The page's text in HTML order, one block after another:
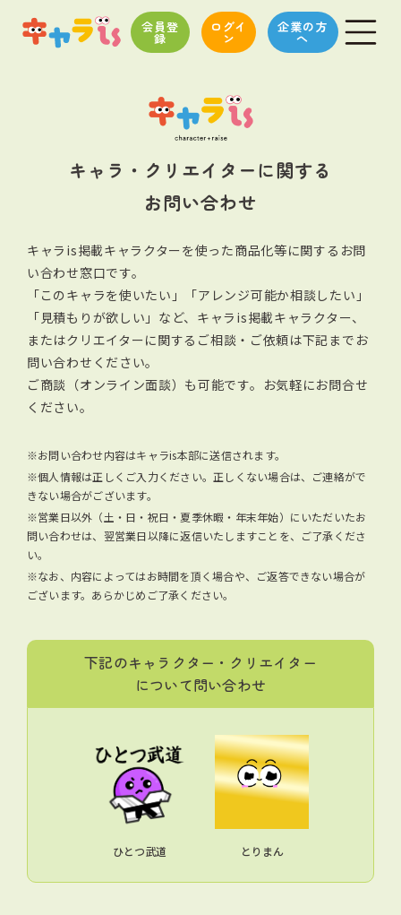
会員登
録
ログイ
ン
企業の方
へ
キャラ・クリエイターに関する
お問い合わせ
キャラis掲載キャラクターを使った商品化等に関するお問
い合わせ窓口です。
「このキャラを使いたい」「アレンジ可能か相談したい」
「見積もりが欲しい」など、キャラis掲載キャラクター、
またはクリエイターに関する ご相談・ご依頼は下記までお
問い合わせください。
ご商談（オンライン面談）も可能です。お気軽にお問合せ
ください。
※お問い合わせ内容はキャラis本部に送信されます。
※個人情報は正しくご入力ください。正しくない場合は、ご連絡がで
きない場合がございます。
※営業日以外（土・日・祝日・夏季休暇・年末年始）にいただいたお
問い合わせは、翌営業日以降に返信いたしますことを、ご了承くださ
い。
※なお、内容によってはお時間を頂く場合や、ご返答できない場合が
ございます。あらかじめご了承ください。
下記のキャラクター・クリエイター
について問い合わせ
ひとつ武道 とりまん